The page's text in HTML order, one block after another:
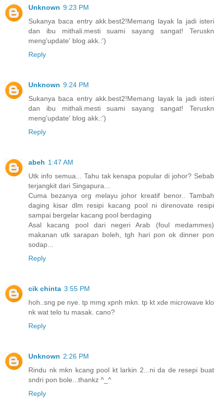
Unknown 9:23 PM
Sukanya baca entry akk.best2!Memang layak la jadi isteri
dan ibu mithali.mesti suami sayang sangat! Teruskn
meng'update' blog akk.:')
Reply
Unknown 9:24 PM
Sukanya baca entry akk.best2!Memang layak la jadi isteri
dan ibu mithali.mesti suami sayang sangat! Teruskn
meng'update' blog akk.:')
Reply
abeh 1:47 AM
Utk info semua... Tahu tak kenapa popular di johor? Sebab
terjangkit dari Singapura...
Cuma bezanya org melayu johor kreatif benor.. Tambah
daging kisar dlm resipi kacang pool ni direnovate resipi
sampai bergelar kacang pool berdaging
Asal kacang pool dari negeri Arab (foul medammes)
makanan utk sarapan boleh, tgh hari pon ok dinner pon
sodap...
Reply
cik chinta 3:55 PM
hoh..sng pe nye. tp mmg xpnh mkn. tp kt xde microwave klo
nk wat telo tu masak. cano?
Reply
Unknown 2:26 PM
Rindu nk mkn kcang pool kt larkin 2...ni da de resepi buat
sndri pon bole...thankz ^_^
Reply